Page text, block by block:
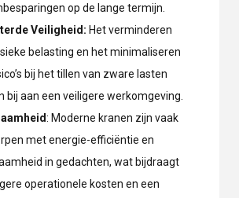
op de lange termijn.
Veiligheid: Het verminderen
belasting en het minimaliseren
bij het tillen van zware lasten
bij aan een veiligere werkomgeving.
: Moderne kranen zijn vaak
met energie-efficiëntie en
in gedachten, wat bijdraagt
operationele kosten en een